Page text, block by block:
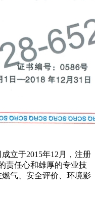
立于2015年12月，注册
责任心和雄厚的专业技
气、安全评价、环境影